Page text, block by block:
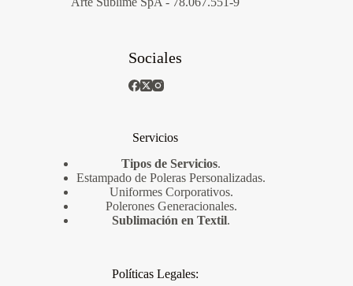
Sociales
Servicios
Tipos de Servicios.
Estampado de Poleras Personalizadas.
Uniformes Corporativos.
Polerones Generacionales.
Sublimación en Textil.
Políticas Legales: